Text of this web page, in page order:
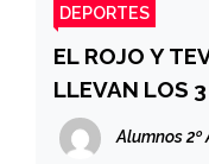
DEPORTES
EL ROJO Y
LLEVAN LOS
Alumnos 2º